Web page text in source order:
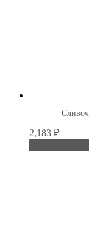
2,183 ₽